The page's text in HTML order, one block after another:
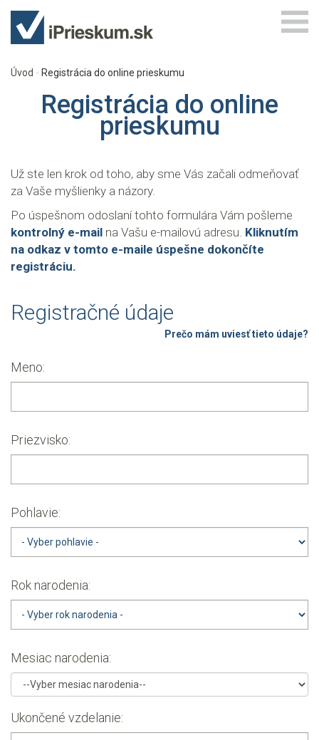
Úvod Registrácia do online prieskumu
Registrácia do online
prieskumu
Už ste len krok od toho, aby sme Vás začali odmeňovať
za Vaše myšlienky a názory.
Po úspešnom odoslaní tohto formulára Vám pošleme
kontrolný e-mail na Vašu e-mailovú adresu. Kliknutím
na odkaz v tomto e-maile úspešne dokončíte
registráciu.
Registračné údaje
Prečo mám uviesť tieto údaje?
Meno:
Priezvisko:
Pohlavie:
Rok narodenia:
Mesiac narodenia:
Ukončené vzdelanie: